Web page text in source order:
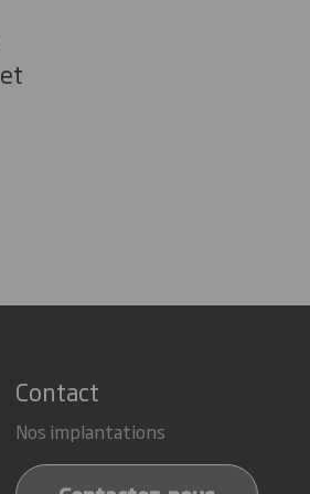
et
Contact
Nos implantations